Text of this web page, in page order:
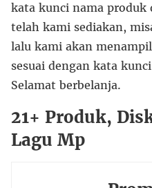
kata kunci nama produk
telah kami sediakan,
lalu kami akan
sesuai dengan kata
Selamat berbelanja.
21+ Produk,
Lagu Mp